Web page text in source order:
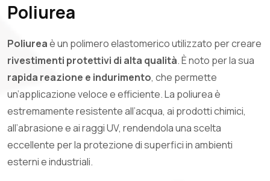
Poliurea
Poliureaè un polimero elastomerico utilizzato per creare
rivestimenti protettivi di alta qualità. È noto per la sua
rapida reazione e indurimento, che permette
un’applicazione veloce e efficiente. La poliurea è
estremamente resistente all’acqua, ai prodotti chimici,
all’abrasione e ai raggi UV, rendendola una scelta
eccellente per la protezione di superfici in ambienti
esterni e industriali.